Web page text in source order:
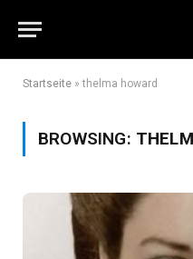
Startseite »thelma howard
BROWSING: